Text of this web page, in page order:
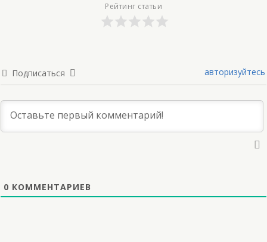
Рейтинг статьи
Подписаться авторизуйтесь
0 КОММЕНТАРИЕВ